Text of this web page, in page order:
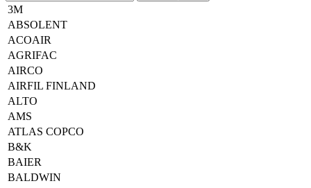
3M
ABSOLENT
ACOAIR
AGRIFAC
AIRCO
AIRFIL FINLAND
ALTO
AMS
ATLAS COPCO
B&K
BAIER
BALDWIN